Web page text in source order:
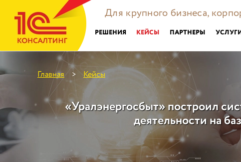
Для крупного бизнеса,
РЕШЕНИЯ КЕЙСЫ ПАРТНЕРЫ
Главная > Кейсы
«Уралэнергосбыт» построил
деятельности на